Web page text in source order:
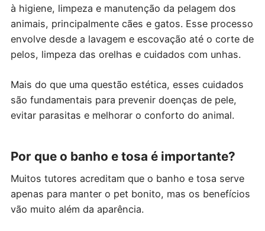
à higiene, limpeza e manutenção da pelagem dos
animais, principalmente cães e gatos. Esse processo
envolve desde a lavagem e escovação até o corte de
pelos, limpeza das orelhas e cuidados com unhas.
Mais do que uma questão estética, esses cuidados
são fundamentais para prevenir doenças de pele,
evitar parasitas e melhorar o conforto do animal.
Por que o banho e tosa é importante?
Muitos tutores acreditam que o banho e tosa serve
apenas para manter o pet bonito, mas os benefícios
vão muito além da aparência.